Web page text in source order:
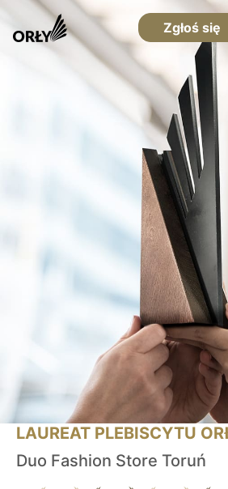
Zgłoś się
LAUREAT PLEBISCYTU
Duo Fashion Store Toruń